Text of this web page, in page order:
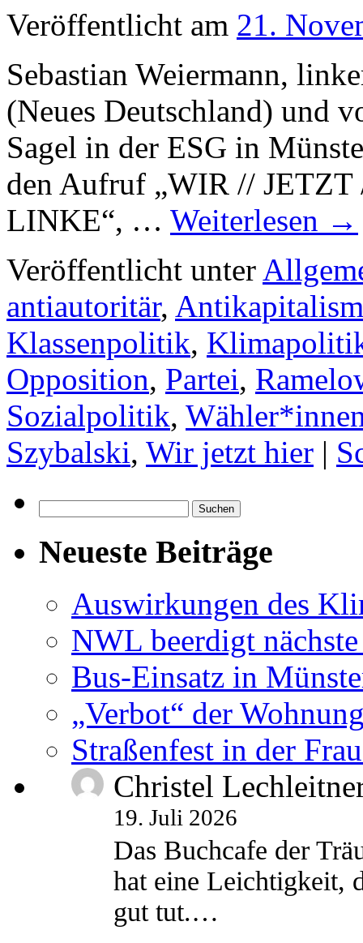
Veröffentlicht am 21.
Sebastian Weiermann,
(Neues Deutschland) und
Sagel in der ESG in
den Aufruf „WIR //
LINKE“, … Weiterlesen →
Veröffentlicht unter
antiautoritär,
Klassenpolitik,
Opposition, Partei,
Sozialpolitik,
Szybalski, Wir jetzt hier |
nach:
Neueste Beiträge
Auswirkungen des
NWL beerdigt
Bus-Einsatz in
„Verbot“ der
Straßenfest in der
Christel
19. Juli 2026
Das Buchcafe der
hat eine Leichtigkeit,
gut tut.…